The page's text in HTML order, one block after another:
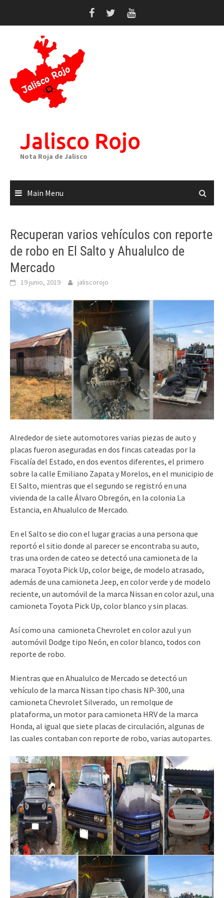
Jalisco Rojo
Nota Roja de Jalisco
Main Menu
Recuperan varios vehículos con reporte
de robo en El Salto y Ahualulco de
Mercado
19 junio, 2019 jaliscorojo
Alrededor de siete automotores varias piezas de auto y
placas fueron aseguradas en dos fincas cateadas por la
Fiscalía del Estado, en dos eventos diferentes, el primero
sobre la calle Emiliano Zapata y Morelos, en el municipio de
El Salto, mientras que el segundo se registró en una
vivienda de la calle Álvaro Obregón, en la colonia La
Estancia, en Ahualulco de Mercado.
En el Salto se dio con el lugar gracias a una persona que
reportó el sitio donde al parecer se encontraba su auto,
tras una orden de cateo se detectó una camioneta de la
maraca Toyota Pick Up, color beige, de modelo atrasado,
además de una camioneta Jeep, en color verde y de modelo
reciente, un automóvil de la marca Nissan en color azul, una
camioneta Toyota Pick Up, color blanco y sin placas.
Así como una camioneta Chevrolet en color azul y un
automóvil Dodge tipo Neón, en color blanco, todos con
reporte de robo.
Mientras que en Ahualulco de Mercado se detectó un
vehículo de la marca Nissan tipo chasis NP-300, una
camioneta Chevrolet Silverado, un remolque de
plataforma, un motor para camioneta HRV de la marca
Honda, al igual que siete placas de circulación, algunas de
las cuales contaban con reporte de robo, varias autopartes.